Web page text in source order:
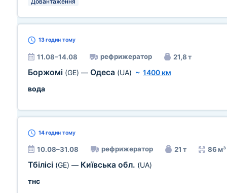
13 годин тому
11.08–14.08 рефрижератор 21,8 т
Боржомі (GE) — Одеса (UA) ~ 1400 км
вода
14 годин тому
10.08–31.08 рефрижератор 21 т 86 м³
Тбілісі (GE) — Київська обл. (UA)
тнс